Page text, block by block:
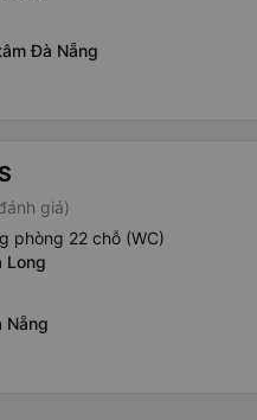
Đà Nẵng
giá)
phòng 22 chỗ (WC)
Long
Nẵng